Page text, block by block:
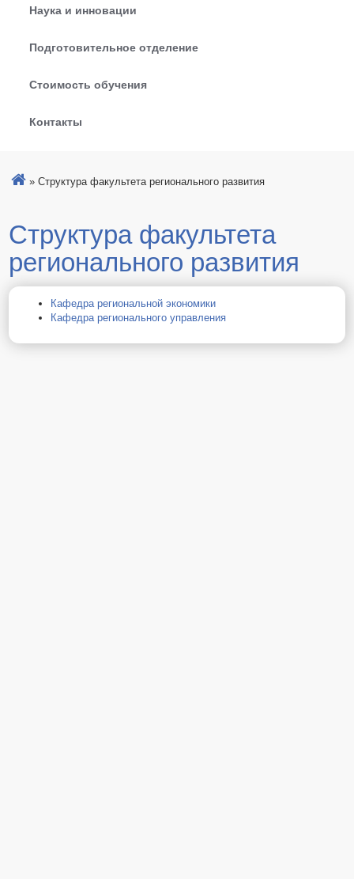
Наука и инновации
Подготовительное отделение
Стоимость обучения
Контакты
»Структура факультета регионального развития
Структура факультета
регионального развития
Кафедра региональной экономики
Кафедра регионального управления